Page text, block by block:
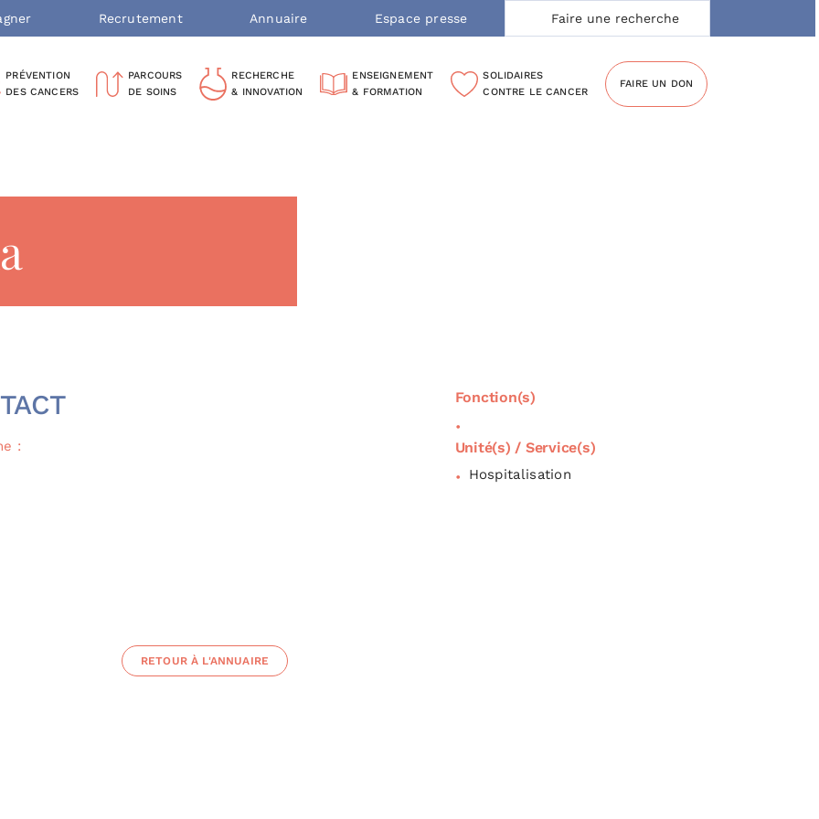
Recrutement Annuaire Espace presse Rechercher:
PRÉVENTION
DES CANCERS
PARCOURS
DE SOINS
RECHERCHE
& INNOVATION
ENSEIGNEMENT
& FORMATION
SOLIDAIRES
CONTRE LE CANCER
FAIRE UN DON
:
Fonction(s)
Unité(s) / Service(s)
Hospitalisation
RETOUR À L'ANNUAIRE